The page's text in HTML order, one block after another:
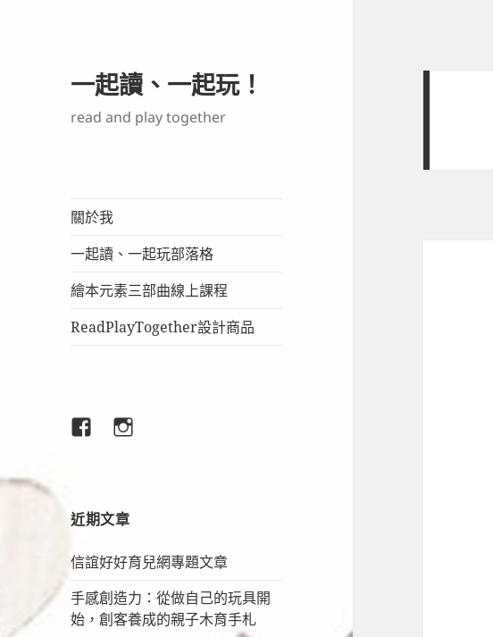
一起讀、一起玩！
read and play together
關於我
一起讀、一起玩部落格
繪本元素三部曲線上課程
ReadPlayTogether設計商品
臉
頁
IG
近期文章
信誼好好育兒網專題文章
手感創造力：從做自己的玩具開
始，創客養成的親子木育手札